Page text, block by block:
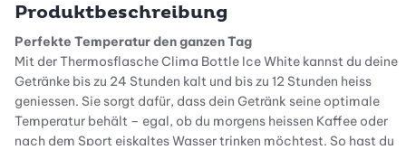
Produktbeschreibung
Perfekte Temperatur den ganzen Tag
Mit der Thermosflasche Clima Bottle Ice White kannst du deine
Getränke bis zu 24 Stunden kalt und bis zu 12 Stunden heiss
geniessen. Sie sorgt dafür, dass dein Getränk seine optimale
Temperatur behält – egal, ob du morgens heissen Kaffee oder
nach dem Sport eiskaltes Wasser trinken möchtest. So hast du